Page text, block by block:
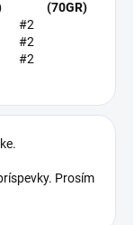
(70GR)
#2
#2
#2
Prosím